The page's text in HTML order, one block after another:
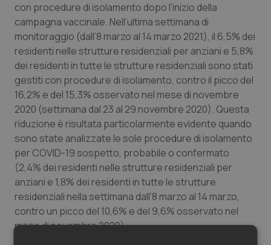
Sangue & coagulazione
Tiroide
Tumore al seno
Tumore ovarico
Tumori del Polmone & Testa Collo
Tumori gastrointestinali
Ulcera & Reflusso
con procedure di isolamento dopo l’inizio della
campagna vaccinale. Nell’ultima settimana di
monitoraggio (dall’8 marzo al 14 marzo 2021), il 6,5% dei
residenti nelle strutture residenziali per anziani e 5,8%
dei residenti in tutte le strutture residenziali sono stati
gestiti con procedure di isolamento, contro il picco del
16,2% e del 15,3% osservato nel mese di novembre
2020 (settimana dal 23 al 29 novembre 2020). Questa
riduzione è risultata particolarmente evidente quando
sono state analizzate le sole procedure di isolamento
per COVID-19 sospetto, probabile o confermato
(2,4% dei residenti nelle strutture residenziali per
anziani e 1,8% dei residenti in tutte le strutture
residenziali nella settimana dall’8 marzo al 14 marzo,
contro un picco del 10,6% e del 9,6% osservato nel
mese di novembre 2020).